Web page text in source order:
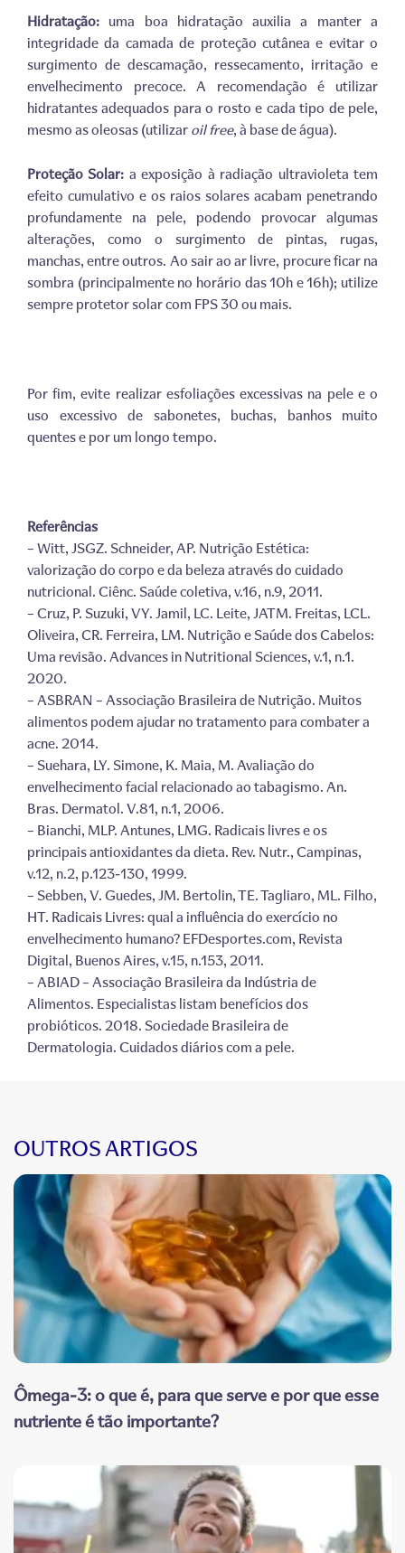
Hidratação: uma boa hidratação auxilia a manter a
integridade da camada de proteção cutânea e evitar o
surgimento de descamação, ressecamento, irritação e
envelhecimento precoce. A recomendação é utilizar
hidratantes adequados para o rosto e cada tipo de pele,
mesmo as oleosas (utilizaroil free, à base de água).
Proteção Solar: a exposição à radiação ultravioleta tem
efeito cumulativo e os raios solares acabam penetrando
profundamente na pele, podendo provocar algumas
alterações, como o surgimento de pintas, rugas,
manchas, entre outros. Ao sair ao ar livre, procure ficar na
sombra (principalmente no horário das 10h e 16h); utilize
sempre protetor solar com FPS 30 ou mais.
Por fim, evite realizar esfoliações excessivas na pele e o
uso excessivo de sabonetes, buchas, banhos muito
quentes e por um longo tempo.
Referências
– Witt, JSGZ. Schneider, AP. Nutrição Estética:
valorização do corpo e da beleza através do cuidado
nutricional. Ciênc. Saúde coletiva, v.16, n.9, 2011.
– Cruz, P. Suzuki, VY. Jamil, LC. Leite, JATM. Freitas, LCL.
Oliveira, CR. Ferreira, LM. Nutrição e Saúde dos Cabelos:
Uma revisão. Advances in Nutritional Sciences, v.1, n.1.
2020.
– ASBRAN – Associação Brasileira de Nutrição. Muitos
alimentos podem ajudar no tratamento para combater a
acne. 2014.
– Suehara, LY. Simone, K. Maia, M. Avaliação do
envelhecimento facial relacionado ao tabagismo. An.
Bras. Dermatol. V.81, n.1, 2006.
– Bianchi, MLP. Antunes, LMG. Radicais livres e os
principais antioxidantes da dieta. Rev. Nutr., Campinas,
v.12, n.2, p.123-130, 1999.
– Sebben, V. Guedes, JM. Bertolin, TE. Tagliaro, ML. Filho,
HT. Radicais Livres: qual a influência do exercício no
envelhecimento humano? EFDesportes.com, Revista
Digital, Buenos Aires, v.15, n.153, 2011.
– ABIAD – Associação Brasileira da Indústria de
Alimentos. Especialistas listam benefícios dos
probióticos. 2018. Sociedade Brasileira de
Dermatologia. Cuidados diários com a pele.
OUTROS ARTIGOS
Ômega-3: o que é, para que serve e por que esse
nutriente é tão importante?